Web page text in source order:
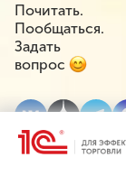
Почитать.
Пообщаться.
Задать
вопрос